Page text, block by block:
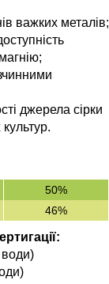
важких металів;
джерела сірки
50%
46%
води)